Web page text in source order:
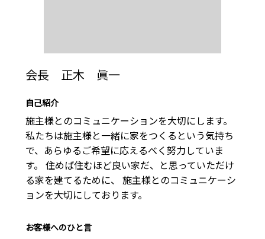
会長 正木 眞一
自己紹介
施主様とのコミュニケーションを大切にします。
私たちは施主様と一緒に家をつくるという気持ち
で、あらゆるご希望に応えるべく努力していま
す。 住めば住むほど良い家だ、と思っていただけ
る家を建てるために、 施主様とのコミュニケーシ
ョンを大切にしております。
お客様へのひと言